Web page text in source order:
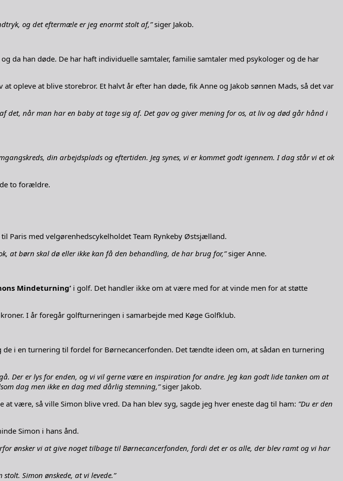
og det eftermæle er jeg enormt stolt af,”siger Jakob.
da han døde. De har haft individuelle samtaler, familie samtaler med psykologer og de har
opleve at blive storebror. Et halvt år efter han døde, fik Anne og Jakob sønnen Mads, så det var
det, når man har en baby at tage sig af. Det gav og giver mening for os, at liv og død går hånd i
din arbejdsplads og eftertiden. Jeg synes, vi er kommet godt igennem. I dag står vi et ok
to forældre.
Paris med velgørenhedscykelholdet Team Rynkeby Østsjælland.
at børn skal dø eller ikke kan få den behandling, de har brug for,”siger Anne.
Mindeturning’ i golf. Det handler ikke om at være med for at vinde men for at støtte
I år foregår golfturneringen i samarbejde med Køge Golfklub.
i en turnering til fordel for Børnecancerfonden. Det tændte ideen om, at sådan en turnering
Der er lys for enden, og vi vil gerne være en inspiration for andre. Jeg kan godt lide tanken om at
dag men ikke en dag med dårlig stemning,”siger Jakob.
være, så ville Simon blive vred. Da han blev syg, sagde jeg hver eneste dag til ham: ”Du er den
Simon i hans ånd.
ønsker vi at give noget tilbage til Børnecancerfonden, fordi det er os alle, der blev ramt og vi har
Simon ønskede, at vi levede.”